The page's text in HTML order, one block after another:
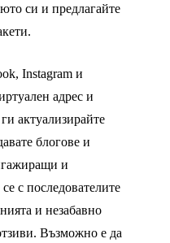
си и предлагайте
Instagram и
адрес и
актуализирайте
блогове и
и
с последователите
и незабавно
Възможно е да